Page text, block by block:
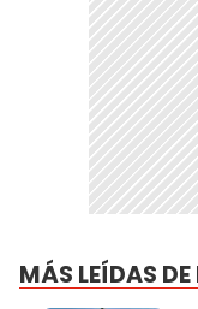
MÁS LEÍDAS DE